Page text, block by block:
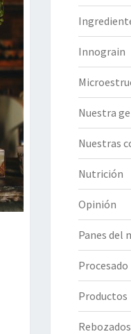
Innograin
Nuestra
Nuestras
Nutrición
Opinión
Panes del
Procesado
Productos